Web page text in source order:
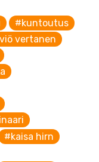
#kuntoutus
vertanen
#kaisa hirn